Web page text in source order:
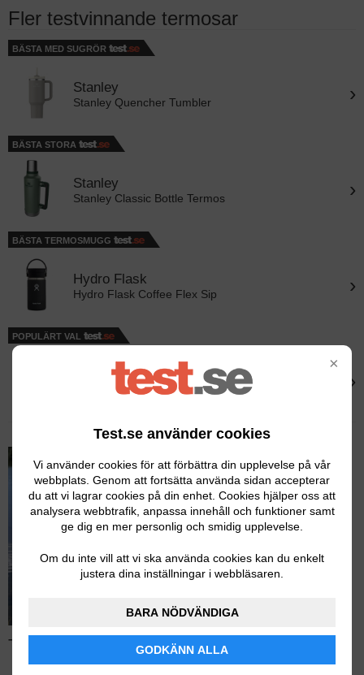
×
Test.se använder cookies
Vi använder cookies för att förbättra din upplevelse på vår
webbplats. Genom att fortsätta använda sidan accepterar
du att vi lagrar cookies på din enhet. Cookies hjälper oss att
analysera webbtrafik, anpassa innehåll och funktioner samt
ge dig en mer personlig och smidig upplevelse.
Om du inte vill att vi ska använda cookies kan du enkelt
justera dina inställningar i webbläsaren.
BARA NÖDVÄNDIGA
GODKÄNN ALLA
Fler testvinnande termosar
BÄSTA MED SUGRÖR
Stanley
Stanley Quencher Tumbler ›
BÄSTA STORA
Stanley
Stanley Classic Bottle Termos ›
BÄSTA TERMOSMUGG
Hydro Flask
Hydro Flask Coffee Flex Sip ›
POPULÄRT VAL
Thermos
Thermos Light & Compact ›
Test av termosar – Läs hela testet